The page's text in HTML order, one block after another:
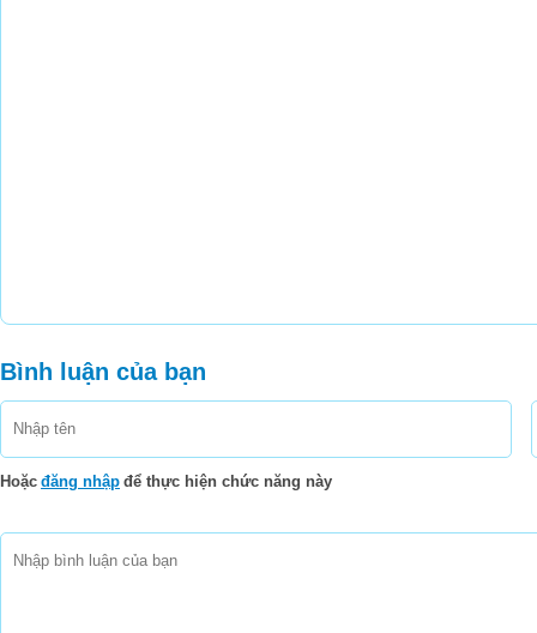
Don't remind me, I'm
Tell me why I can't seem
I'm just a little too not
Bình luận của bạn
Hoặc đăng nhập để thực hiện chức năng này